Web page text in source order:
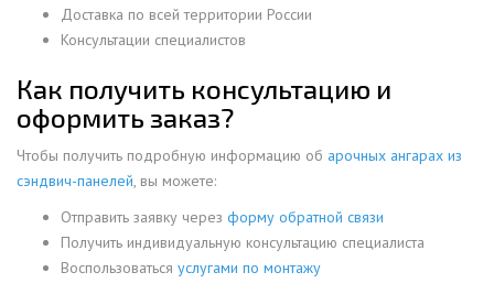
Доставка по всей территории России
Консультации специалистов
Как получить консультацию и
оформить заказ?
Чтобы получить подробную информацию об арочных ангарах из
сэндвич-панелей, вы можете:
Отправить заявку через форму обратной связи
Получить индивидуальную консультацию специалиста
Воспользоваться услугами по монтажу